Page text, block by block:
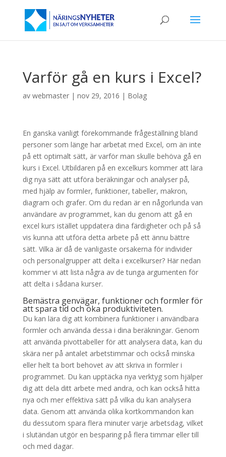
Varför gå en kurs i Excel?
av webmaster| nov 29, 2016 | Bolag
En ganska vanligt förekommande frågeställning bland
personer som länge har arbetat med Excel, om än inte
på ett optimalt sätt, är varför man skulle behöva gå en
kurs i Excel. Utbildaren på en excelkurs kommer att lära
dig nya sätt att utföra beräkningar och analyser på,
med hjälp av formler, funktioner, tabeller, makron,
diagram och grafer. Om du redan är en någorlunda van
användare av programmet, kan du genom att gå en
excel kurs istället uppdatera dina färdigheter och på så
vis kunna att utföra detta arbete på ett ännu bättre
sätt. Vilka är då de vanligaste orsakerna för individer
och personalgrupper att delta i excelkurser? Här nedan
kommer vi att lista några av de tunga argumenten för
att delta i sådana kurser.
Bemästra genvägar, funktioner och formler för
att spara tid och öka produktiviteten.
Du kan lära dig att kombinera funktioner i användbara
formler och använda dessa i dina beräkningar. Genom
att använda pivottabeller för att analysera data, kan du
skära ner på antalet arbetstimmar och också minska
eller helt ta bort behovet av att skriva in formler i
programmet. Du kan upptäcka nya verktyg som hjälper
dig att dela ditt arbete med andra, och kan också hitta
nya och mer effektiva sätt på vilka du kan analysera
data. Genom att använda olika kortkommandon kan
du dessutom spara flera minuter varje arbetsdag, vilket
i slutändan utgör en besparing på flera timmar eller till
och med dagar.